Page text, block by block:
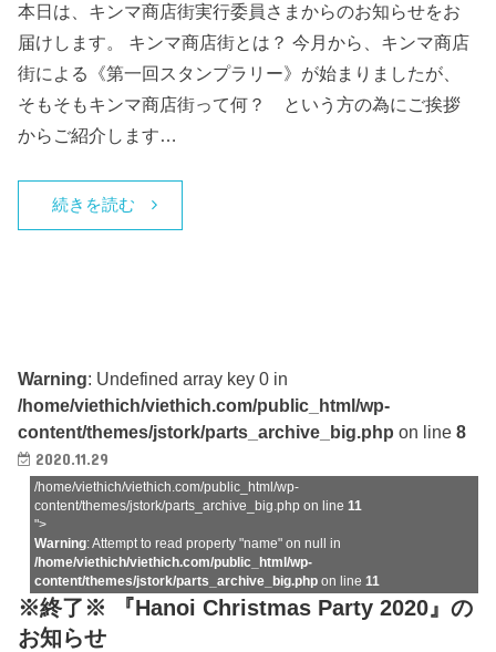
本日は、キンマ商店街実行委員さまからのお知らせをお
届けします。 キンマ商店街とは？ 今月から、キンマ商店
街による《第一回スタンプラリー》が始まりましたが、
そもそもキンマ商店街って何？ という方の為にご挨拶
からご紹介します…
続きを読む
Warning: Undefined array key 0 in
/home/viethich/viethich.com/public_html/wp-
content/themes/jstork/parts_archive_big.php on line8
2020.11.29
/home/viethich/viethich.com/public_html/wp-
content/themes/jstork/parts_archive_big.php on line11
">
Warning: Attempt to read property "name" on null in
/home/viethich/viethich.com/public_html/wp-
content/themes/jstork/parts_archive_big.php on line11
※終了※ 『Hanoi Christmas Party 2020』の
お知らせ